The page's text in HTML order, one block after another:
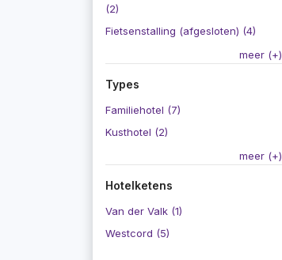
(2)
Fietsenstalling (afgesloten) (4)
meer (+)
Types
Familiehotel (7)
Kusthotel (2)
meer (+)
Hotelketens
Van der Valk (1)
Westcord (5)